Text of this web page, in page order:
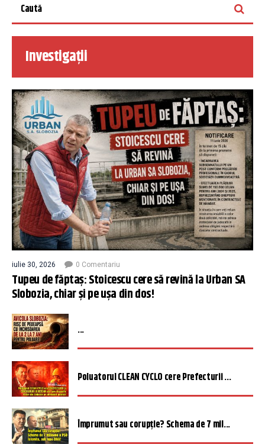
Investigații
iulie 30, 2026 0 Comentariu
Tupeu de făptaș: Stoicescu cere să revină la Urban SA
Slobozia, chiar și pe ușa din dos!
...
Poluatorul CLEAN CYCLO cere Prefecturii ...
Împrumut sau corupție? Schema de 7 mil...